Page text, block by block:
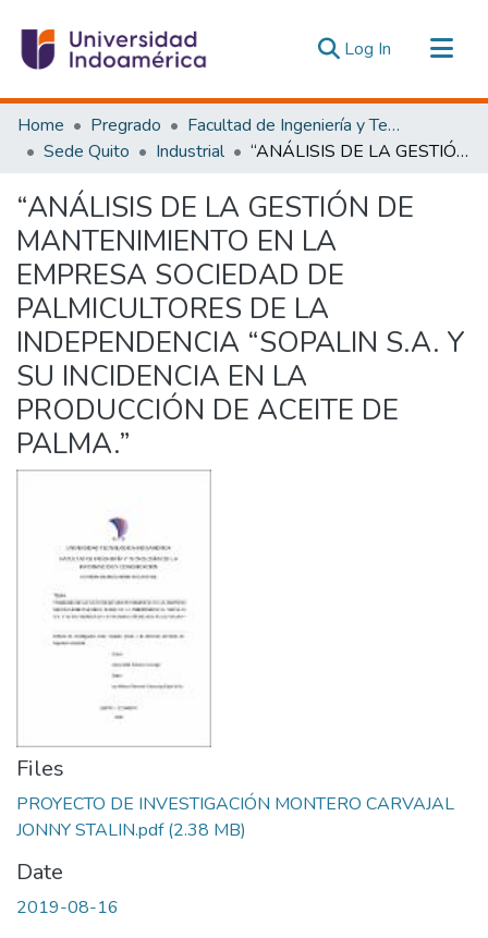
Log In (current)
Communities & Collections
All of DSpace
Statistics
Estadísticas Externas
Home Pregrado
Facultad de Ingeniería y Tecnologías de la Información y la Comunicación
Sede Quito
Industrial “ANÁLISIS DE LA GESTIÓN DE MANTENIMIENTO EN LA EMPRESA SOCIEDAD DE PALMICULTORES DE LA INDEPENDENCIA “SOPALIN S.A. Y SU INCIDENCIA EN LA PRODUCCIÓN DE ACEITE DE PALMA.”
“ANÁLISIS DE LA GESTIÓN DE
MANTENIMIENTO EN LA
EMPRESA SOCIEDAD DE
PALMICULTORES DE LA
INDEPENDENCIA “SOPALIN S.A. Y
SU INCIDENCIA EN LA
PRODUCCIÓN DE ACEITE DE
PALMA.”
Files
PROYECTO DE INVESTIGACIÓN MONTERO CARVAJAL
JONNY STALIN.pdf(2.38 MB)
Date
2019-08-16